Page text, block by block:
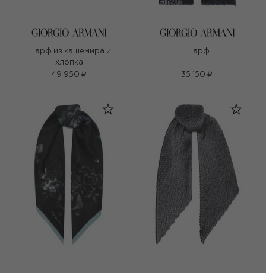
Шарф из кашемира и
хлопка
49 950 ₽
Шарф
35 150 ₽